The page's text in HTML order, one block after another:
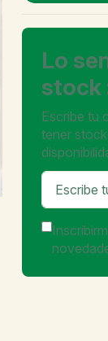
Lo
stock
Escribe tu
tener